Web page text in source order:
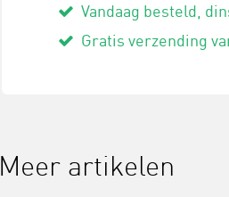
Vandaag besteld,
Gratis verzending
Meer artikelen